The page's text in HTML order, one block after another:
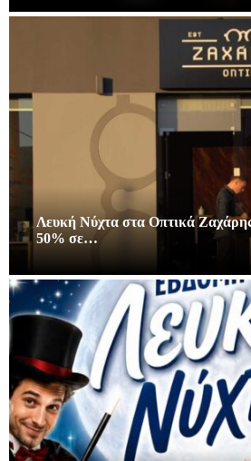
Λευκή Νύχτα στα Οπτικά
50% σε…